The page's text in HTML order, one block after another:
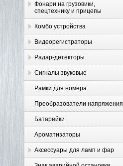
Фонари на грузовики,
спецтехнику и прицепы
Комбо устройства
Видеорегистраторы
Радар-детекторы
Сигналы звуковые
Рамки для номера
Преобразователи напряжения
Батарейки
Ароматизаторы
Аксессуары для ламп и фар